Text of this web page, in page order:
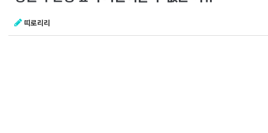
띠로리리